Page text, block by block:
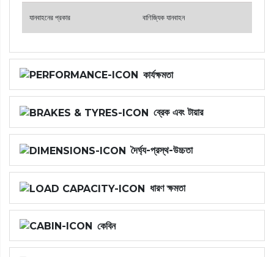
যানবাহনের প্রকার বাণিজ্যিক যানবাহন
কার্যক্ষমতা
ব্রেক এবং টায়ার
দৈর্ঘ্য-প্রস্থ-উচ্চতা
ধারণ ক্ষমতা
কেবিন